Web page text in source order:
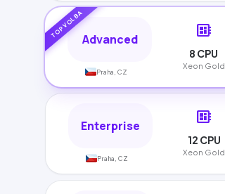
TOP VOLBA
Advanced
Praha, CZ
developer_board
8 CPU
Xeon Gold
Enterprise
Praha, CZ
developer_board
12 CPU
Xeon Gold